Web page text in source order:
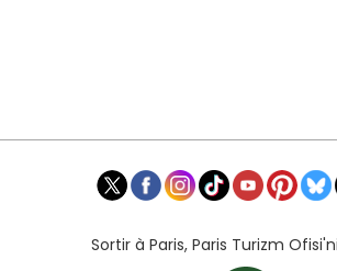
Sortir à Paris, Paris Turizm